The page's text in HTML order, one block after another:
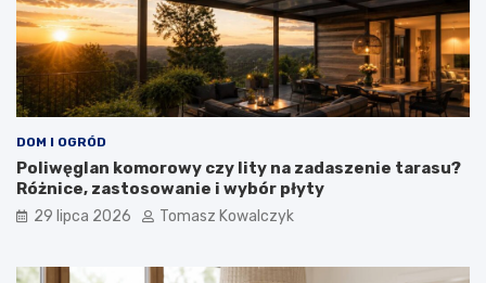
DOM I OGRÓD
Poliwęglan komorowy czy lity na zadaszenie tarasu?
Różnice, zastosowanie i wybór płyty
29 lipca 2026 Tomasz Kowalczyk